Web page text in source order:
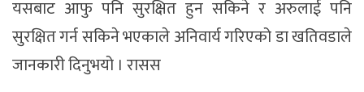
यसबाट आफु पनि सुरक्षित हुन सकिने र अरुलाई पनि
सुरक्षित गर्न सकिने भएकाले अनिवार्य गरिएको डा खतिवडाले
जानकारी दिनुभयो । रासस